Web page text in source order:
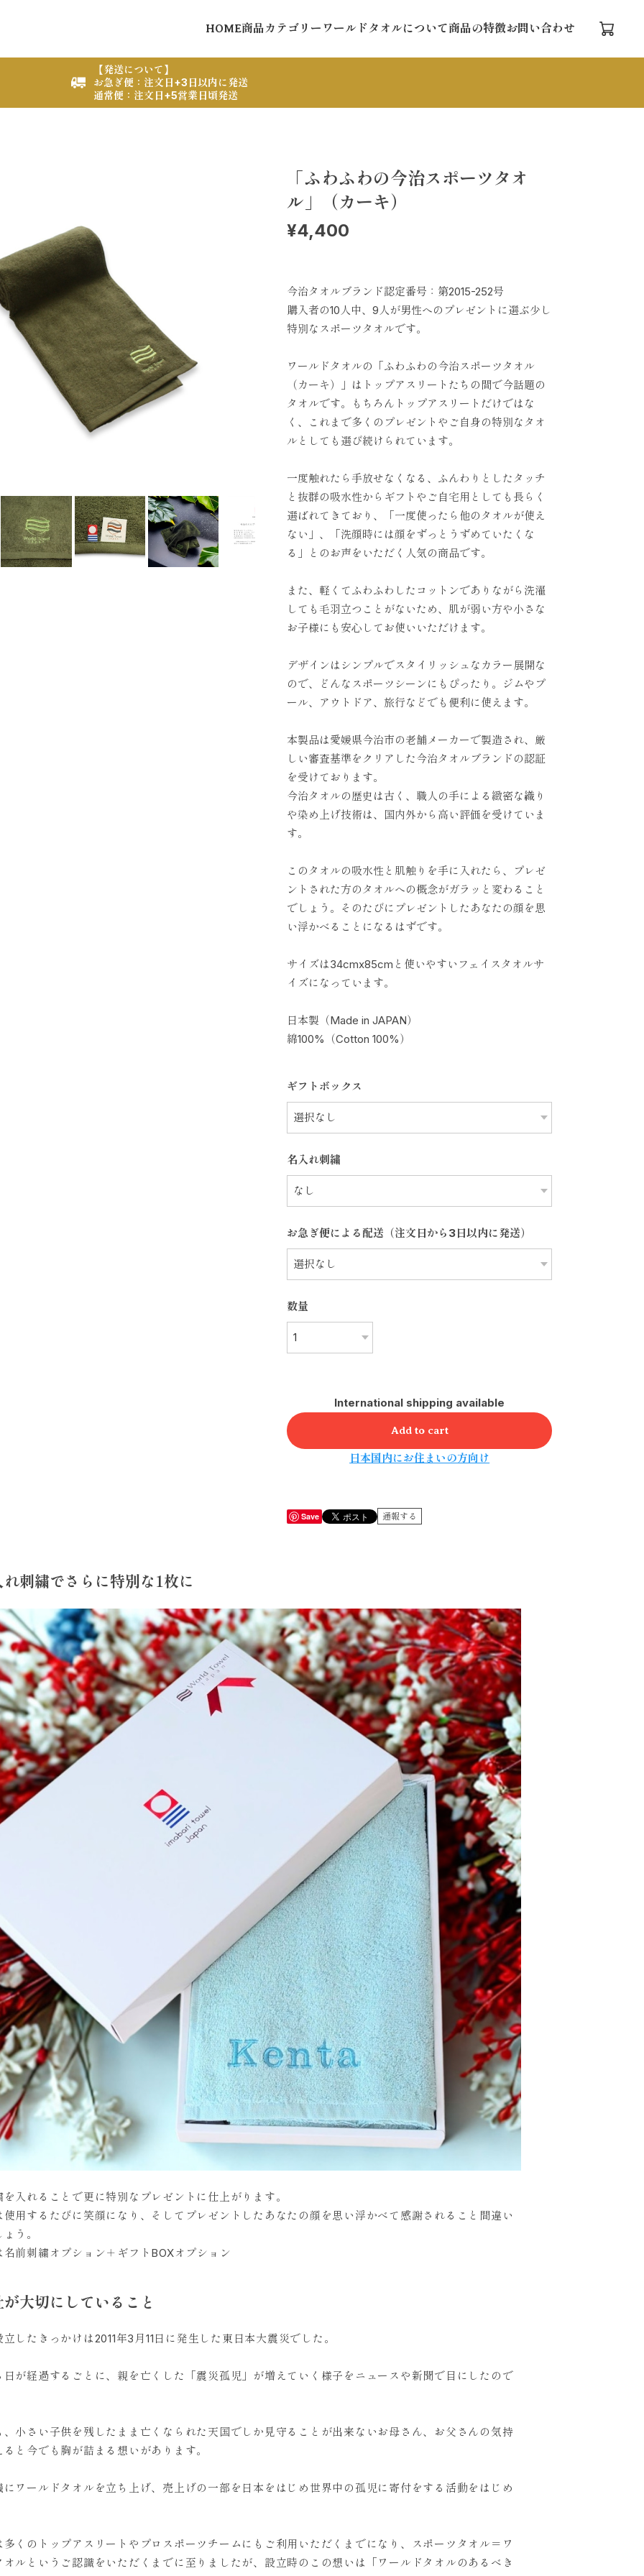
HOME商品カテゴリー ワールドタオルについて商品の特徴お問い合わせ
【発送について】
お急ぎ便：注文日+3日以内に発送
通常便：注文日+5営業日頃発送
「ふわふわの今治スポーツタオ
ル」（カーキ）
¥4,400
今治タオルブランド認定番号：第2015-252号
購入者の10人中、9人が男性へのプレゼントに選ぶ少し
特別なスポーツタオルです。
ワールドタオルの「ふわふわの今治スポーツタオル
（カーキ）」はトップアスリートたちの間で今話題の
タオルです。もちろんトップアスリートだけではな
く、これまで多くのプレゼントやご自身の特別なタオ
ルとしても選び続けられています。
一度触れたら手放せなくなる、ふんわりとしたタッチ
と抜群の吸水性からギフトやご自宅用としても長らく
選ばれてきており、「一度使ったら他のタオルが使え
ない」、「洗顔時には顔をずっとうずめていたくな
る」とのお声をいただく人気の商品です。
また、軽くてふわふわしたコットンでありながら洗濯
しても毛羽立つことがないため、肌が弱い方や小さな
お子様にも安心してお使いいただけます。
デザインはシンプルでスタイリッシュなカラー展開な
ので、どんなスポーツシーンにもぴったり。ジムやプ
ール、アウトドア、旅行などでも便利に使えます。
本製品は愛媛県今治市の老舗メーカーで製造され、厳
しい審査基準をクリアした今治タオルブランドの認証
を受けております。
今治タオルの歴史は古く、職人の手による緻密な織り
や染め上げ技術は、国内外から高い評価を受けていま
す。
このタオルの吸水性と肌触りを手に入れたら、プレゼ
ントされた方のタオルへの概念がガラッと変わること
でしょう。そのたびにプレゼントしたあなたの顔を思
い浮かべることになるはずです。
サイズは34cmx85cmと使いやすいフェイスタオルサ
イズになっています。
日本製（Made in JAPAN）
綿100%（Cotton 100%）
ギフトボックス
名入れ刺繍
お急ぎ便による配送（注文日から3日以内に発送）
数量
International shipping available
Add to cart
日本国内にお住まいの方向け
Save 通報する
刺繍でさらに特別な1枚に
を入れることで更に特別なプレゼントに仕上がります。
使用するたびに笑顔になり、そしてプレゼントしたあなたの顔を思い浮かべて感謝されること間違い
う。
前刺繍オプション＋ギフトBOXオプション
大切にしていること
したきっかけは2011年3月11日に発生した東日本大震災でした。
日が経過するごとに、親を亡くした「震災孤児」が増えていく様子をニュースや新聞で目にしたので
、小さい子供を残したまま亡くなられた天国でしか見守ることが出来ないお母さん、お父さんの気持
と今でも胸が詰まる想いがあります。
にワールドタオルを立ち上げ、売上げの一部を日本をはじめ世界中の孤児に寄付をする活動をはじめ
多くのトップアスリートやプロスポーツチームにもご利用いただくまでになり、スポーツタオル＝ワ
オルというご認識をいただくまでに至りましたが、設立時のこの想いは「ワールドタオルのあるべき